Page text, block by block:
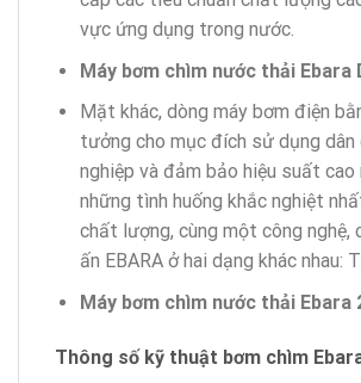
vực ứng dụng trong nước.
Máy bơm chìm nước thải Ebara
Mặt khác, dòng máy bơm điện
tưởng cho mục đích sử dụng dân
nghiệp và đảm bảo hiệu suất
những tình huống khắc nghiệt
chất lượng, cùng một công nghệ,
ấn EBARA ở hai dạng khác nhau:
Máy bơm chìm nước thải Ebara
Thông số kỹ thuật bơm chìm